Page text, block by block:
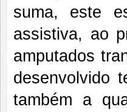
suma, este
assistiva, ao
amputados
desenvolvido
também a